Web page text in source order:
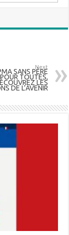
Next
SANS PÈRE
TOUTES,
LES
DE L’AVENIR